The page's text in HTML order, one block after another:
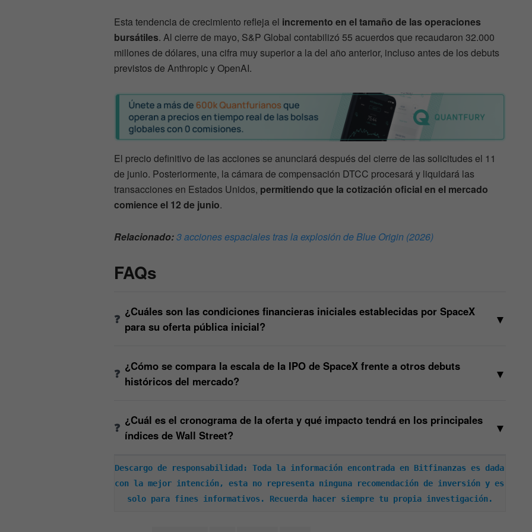
Esta tendencia de crecimiento refleja el incremento en el tamaño de las operaciones
bursátiles. Al cierre de mayo, S&P Global contabilizó 55 acuerdos que recaudaron 32.000
millones de dólares, una cifra muy superior a la del año anterior, incluso antes de los debuts
previstos de Anthropic y OpenAI.
El precio definitivo de las acciones se anunciará después del cierre de las solicitudes el 11
de junio. Posteriormente, la cámara de compensación DTCC procesará y liquidará las
transacciones en Estados Unidos, permitiendo que la cotización oficial en el mercado
comience el 12 de junio.
Relacionado:3 acciones espaciales tras la explosión de Blue Origin (2026)
FAQs
¿Cuáles son las condiciones financieras iniciales establecidas por SpaceX
para su oferta pública inicial?
▼
¿Cómo se compara la escala de la IPO de SpaceX frente a otros debuts
históricos del mercado?
▼
¿Cuál es el cronograma de la oferta y qué impacto tendrá en los principales
índices de Wall Street?
▼
Descargo de responsabilidad: Toda la información encontrada en Bitfinanzas es dada
con la mejor intención, esta no representa ninguna recomendación de inversión y es
solo para fines informativos. Recuerda hacer siempre tu propia investigación.